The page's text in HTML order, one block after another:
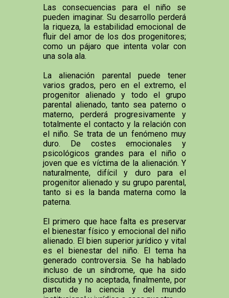
Las consecuencias para el niño se
pueden imaginar. Su desarrollo perderá
la riqueza, la estabilidad emocional de
fluir del amor de los dos progenitores;
como un pájaro que intenta volar con
una sola ala.
La alienación parental puede tener
varios grados, pero en el extremo, el
progenitor alienado y todo el grupo
parental alienado, tanto sea paterno o
materno, perderá progresivamente y
totalmente el contacto y la relación con
el niño. Se trata de un fenómeno muy
duro. De costes emocionales y
psicológicos grandes para el niño o
joven que es víctima de la alienación. Y
naturalmente, difícil y duro para el
progenitor alienado y su grupo parental,
tanto si es la banda materna como la
paterna.
El primero que hace falta es preservar
el bienestar físico y emocional del niño
alienado. El bien superior jurídico y vital
es el bienestar del niño. El tema ha
generado controversia. Se ha hablado
incluso de un síndrome, que ha sido
discutida y no aceptada, finalmente, por
parte de la ciencia y del mundo